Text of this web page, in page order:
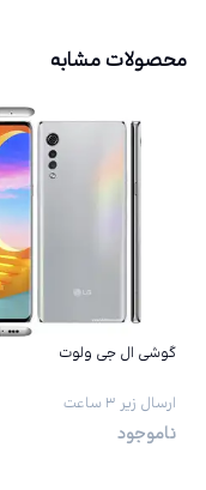
محصولات مشابه
گوشی ال جی ولوت
ارسال زیر ۳ ساعت
ناموجود